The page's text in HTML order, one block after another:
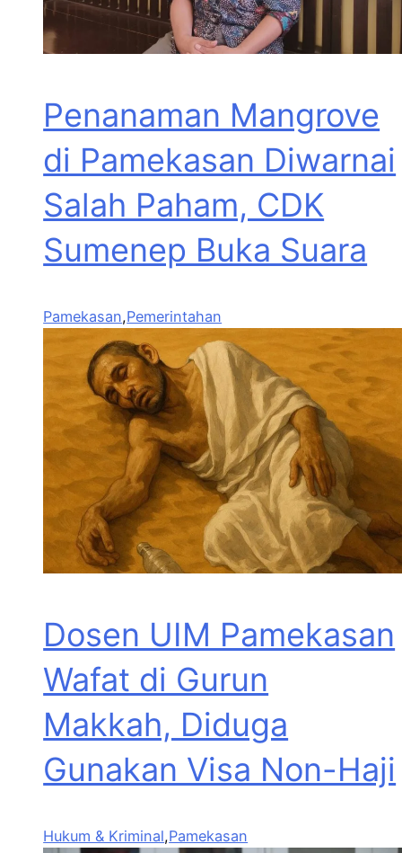
Penanaman Mangrove
di Pamekasan Diwarnai
Salah Paham, CDK
Sumenep Buka Suara
Pamekasan,Pemerintahan
Dosen UIM Pamekasan
Wafat di Gurun
Makkah, Diduga
Gunakan Visa Non-Haji
Hukum & Kriminal,Pamekasan